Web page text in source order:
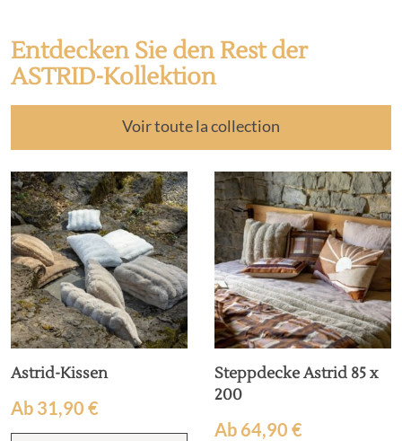
Entdecken Sie den Rest der
ASTRID-Kollektion
Voir toute la collection
Astrid-Kissen
Ab 31,90 €
Steppdecke Astrid 85 x
200
Ab 64,90 €